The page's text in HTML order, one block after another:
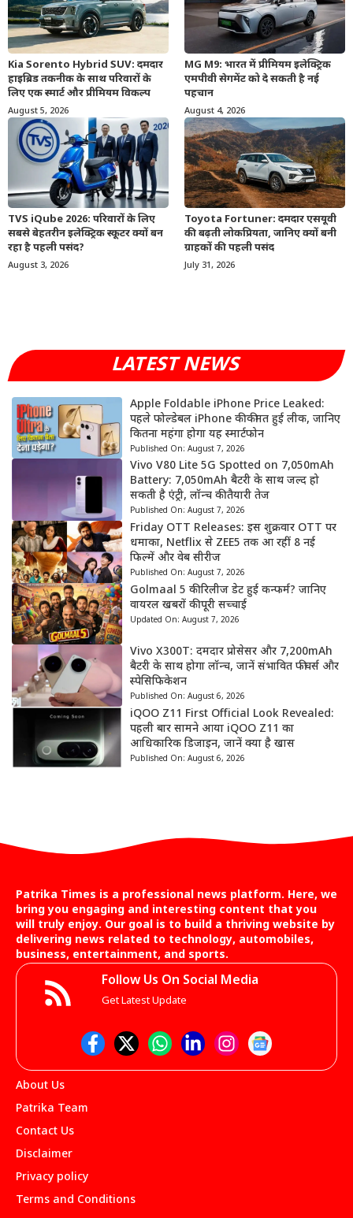
Kia Sorento Hybrid SUV: दमदार
हाइब्रिड तकनीक के साथ परिवारों के
लिए एक स्मार्ट और प्रीमियम विकल्प
August 5, 2026
MG M9: भारत में प्रीमियम इलेक्ट्रिक
एमपीवी सेगमेंट को दे सकती है नई
पहचान
August 4, 2026
TVS iQube 2026: परिवारों के लिए
सबसे बेहतरीन इलेक्ट्रिक स्कूटर क्यों बन
रहा है पहली पसंद?
August 3, 2026
Toyota Fortuner: दमदार एसयूवी
की बढ़ती लोकप्रियता, जानिए क्यों बनी
ग्राहकों की पहली पसंद
July 31, 2026
LATEST NEWS
Apple Foldable iPhone Price Leaked:
पहले फोल्डेबल iPhone की कीमत हुई लीक, जानिए
कितना महंगा होगा यह स्मार्टफोन
Published On: August 7, 2026
Vivo V80 Lite 5G Spotted on 7,050mAh
Battery: 7,050mAh बैटरी के साथ जल्द हो
सकती है एंट्री, लॉन्च की तैयारी तेज
Published On: August 7, 2026
Friday OTT Releases: इस शुक्रवार OTT पर
धमाका, Netflix से ZEE5 तक आ रहीं 8 नई
फिल्में और वेब सीरीज
Published On: August 7, 2026
Golmaal 5 की रिलीज डेट हुई कन्फर्म? जानिए
वायरल खबरों की पूरी सच्चाई
Updated On: August 7, 2026
Vivo X300T: दमदार प्रोसेसर और 7,200mAh
बैटरी के साथ होगा लॉन्च, जानें संभावित फीचर्स और
स्पेसिफिकेशन
Published On: August 6, 2026
iQOO Z11 First Official Look Revealed:
पहली बार सामने आया iQOO Z11 का
आधिकारिक डिजाइन, जानें क्या है खास
Published On: August 6, 2026
Patrika Times is a professional news platform. Here, we
bring you engaging and interesting content that you
will truly enjoy. Our goal is to build a thriving website by
delivering news related to technology, automobiles,
business, entertainment, and sports.
Follow Us On Social Media
Get Latest Update
About Us
Patrika Team
Contact Us
Disclaimer
Privacy policy
Terms and Conditions